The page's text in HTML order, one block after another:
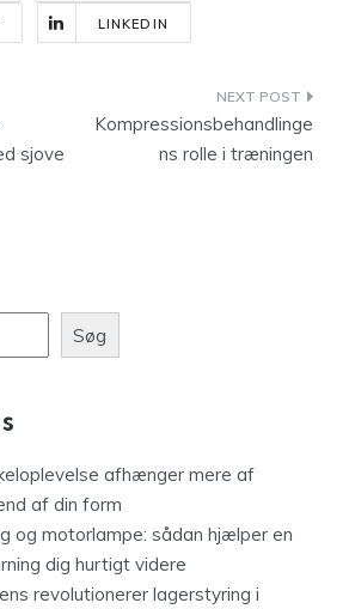
LINKEDIN
sjove
Kompressionsbehandlinge
ns rolle i træningen
Søg
afhænger mere af
af din form
og motorlampe: sådan hjælper en
dig hurtigt videre
revolutionerer lagerstyring i